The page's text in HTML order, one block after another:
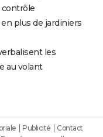
plus de jardiniers
les
au volant
Publicité
Contact